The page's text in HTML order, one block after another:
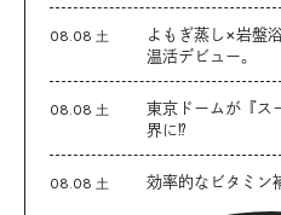
08.08 土
よもぎ蒸し×岩盤
温活デビュー。
08.08 土
東京ドームが『ス
界に⁉︎
08.08 土 効率的なビタミン